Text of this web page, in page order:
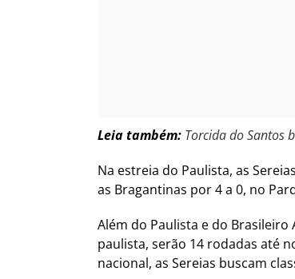
Leia também: Torcida do Santos
Na estreia do Paulista, as
as Bragantinas por 4 a 0, no
Além do Paulista e do
paulista, serão 14 rodadas até
nacional, as Sereias buscam